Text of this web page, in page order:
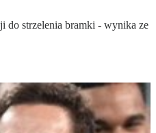
do strzelenia bramki - wynika ze